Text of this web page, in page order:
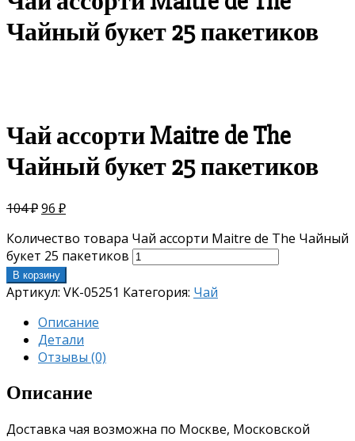
Чайный букет 25 пакетиков
Чай ассорти Maitre de The
Чайный букет 25 пакетиков
104₽96 ₽
Количество товара Чай ассорти Maitre de The Чайный
букет 25 пакетиков
В корзину
Артикул: VK-05251 Категория: Чай
Описание
Детали
Отзывы (0)
Описание
Доставка чая возможна по Москве, Московской